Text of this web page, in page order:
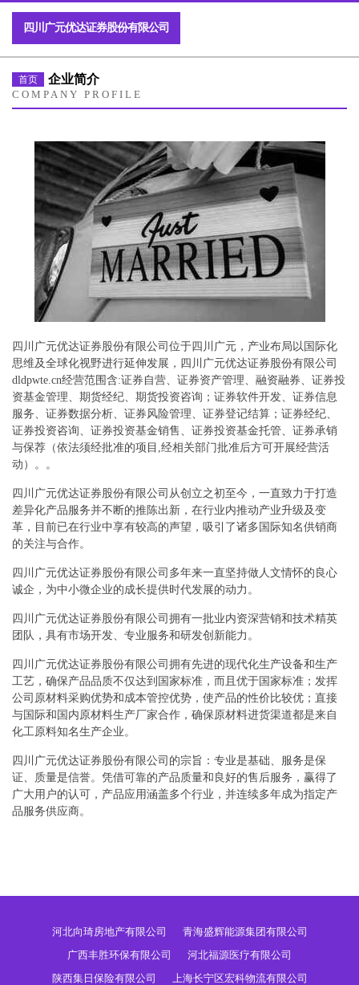
四川广元优达证券股份有限公司
首页 企业简介
COMPANY PROFILE
四川广元优达证券股份有限公司位于四川广元，产业布局以国际化
思维及全球化视野进行延伸发展，四川广元优达证券股份有限公司
dldpwte.cn经营范围含:证券自营、证券资产管理、融资融券、证券投
资基金管理、期货经纪、期货投资咨询；证券软件开发、证券信息
服务、证券数据分析、证券风险管理、证券登记结算；证券经纪、
证券投资咨询、证券投资基金销售、证券投资基金托管、证券承销
与保荐（依法须经批准的项目,经相关部门批准后方可开展经营活
动）。。
四川广元优达证券股份有限公司从创立之初至今，一直致力于打造
差异化产品服务并不断的推陈出新，在行业内推动产业升级及变
革，目前已在行业中享有较高的声望，吸引了诸多国际知名供销商
的关注与合作。
四川广元优达证券股份有限公司多年来一直坚持做人文情怀的良心
诚企，为中小微企业的成长提供时代发展的动力。
四川广元优达证券股份有限公司拥有一批业内资深营销和技术精英
团队，具有市场开发、专业服务和研发创新能力。
四川广元优达证券股份有限公司拥有先进的现代化生产设备和生产
工艺，确保产品品质不仅达到国家标准，而且优于国家标准；发挥
公司原材料采购优势和成本管控优势，使产品的性价比较优；直接
与国际和国内原材料生产厂家合作，确保原材料进货渠道都是来自
化工原料知名生产企业。
四川广元优达证券股份有限公司的宗旨：专业是基础、服务是保
证、质量是信誉。凭借可靠的产品质量和良好的售后服务，赢得了
广大用户的认可，产品应用涵盖多个行业，并连续多年成为指定产
品服务供应商。
河北向琦房地产有限公司
青海盛辉能源集团有限公司
广西丰胜环保有限公司
河北福源医疗有限公司
陕西集日保险有限公司
上海长宁区宏科物流有限公司